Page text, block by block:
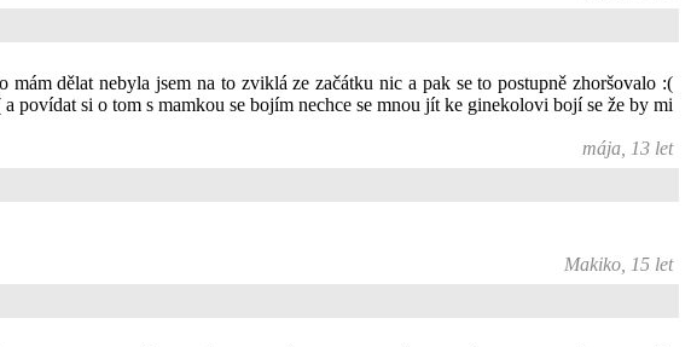
dělat nebyla jsem na to zviklá ze začátku nic a pak se to postupně zhoršovalo :(
povídat si o tom s mamkou se bojím nechce se mnou jít ke ginekolovi bojí se že by mi
mája, 13 let
Makiko, 15 let